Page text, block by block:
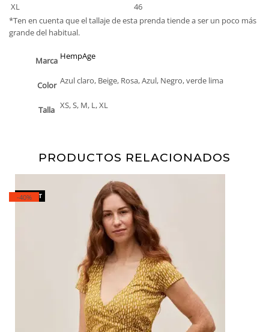
XL
46
*Ten en cuenta que el tallaje de esta prenda tiende a ser un poco más
grande del habitual.
Marca HempAge
Color Azul claro, Beige, Rosa, Azul, Negro, verde lima
Talla XS, S, M, L, XL
PRODUCTOS RELACIONADOS
-40%